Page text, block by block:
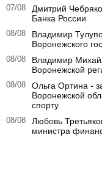
07/08
Дмитрий
Банка России
08/08
Владимир
Воронежского
08/08
Владимир
Воронежской
08/08
Ольга Ортина -
Воронежской
спорту
08/08
Любовь
министра